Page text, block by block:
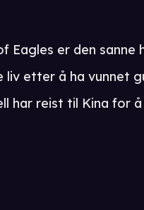
Eagles er den sanne
etter å ha vunnet
har reist til Kina for